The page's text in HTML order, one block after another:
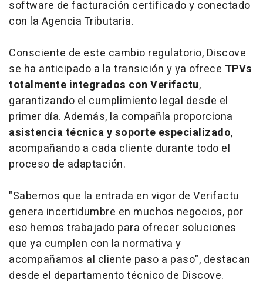
software de facturación certificado y conectado
con la Agencia Tributaria.
Consciente de este cambio regulatorio, Discove
se ha anticipado a la transición y ya ofrece TPVs
totalmente integrados con Verifactu,
garantizando el cumplimiento legal desde el
primer día. Además, la compañía proporciona
asistencia técnica y soporte especializado,
acompañando a cada cliente durante todo el
proceso de adaptación.
"Sabemos que la entrada en vigor de Verifactu
genera incertidumbre en muchos negocios, por
eso hemos trabajado para ofrecer soluciones
que ya cumplen con la normativa y
acompañamos al cliente paso a paso", destacan
desde el departamento técnico de Discove.